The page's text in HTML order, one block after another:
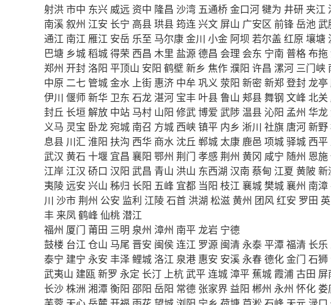
射洪市中 东兴 威远 资中 隆昌 沙湾 五通桥金口河犍为 井研 夹江
南溪叙州 江安 长宁 高县珙县筠连兴文 屏山 广安区 前锋岳池武
通江 南江 雁江 安岳 乐至 马尔康金川 小金 阿坝 若尔盖 红原 壤塘
巴塘 乡城稻城得荣 西昌 木里 盐源德昌 会理 会东 宁南 普格布拖
郑州 开封洛阳 平顶山 安阳 鹤壁新乡 焦作濮阳 许昌 漯河 三门峡
中原 二七 管城金水 上街 惠济 中牟巩义 荥阳 新密 新郑登封龙亭
伊川 偃师新华 卫东 石龙湛河 宝丰 叶县鲁山 郏县舞钢 文峰 北关
封丘 长垣解放 中站 马村 山阳 修武博爱 武陟 温县沁阳 孟州 华龙
义马 灵宝 卧龙宛城 南召 方城 西峡镇平 内乡 淅川 社旗 唐河新野
息县 川汇 淮阳 扶沟 西华 商水 沈丘 郸城 太康 鹿邑 项城驿城 西平
武汉 黄石 十堰 宜昌 襄阳 鄂州 荆门 孝感荆州 黄冈 咸宁 随州 恩施
江岸 江汉 硚口 汉阳 武昌 青山 洪山 东西湖 汉南 蔡甸 江夏 黄陂 新
夷陵远安 兴山 秭归 长阳 五峰 宜都 当阳 枝江 襄城樊城襄州 南漳
川 沙市荆州 公安 监利 江陵石首 洪湖 松滋黄州 团风红安 罗田
丰 来凤鹤峰 仙桃潜江
福州 厦门 莆田 三明 泉州 漳州 南平龙岩 宁德
鼓楼 台江 仓山 马尾 晋安 闽侯连江 罗源 闽清 永泰平潭福清 长乐
泰宁 建宁 永安 丰泽鲤城洛江 泉港 惠安 安溪 永春德化金门 石狮
武夷山 建瓯新罗 永定 长汀 上杭武平连城 漳平 蕉城 霞浦古田 屏
长沙株洲 湘潭衡阳 邵阳 岳阳 常德 张家界 益阳 郴州 永州 怀化 娄